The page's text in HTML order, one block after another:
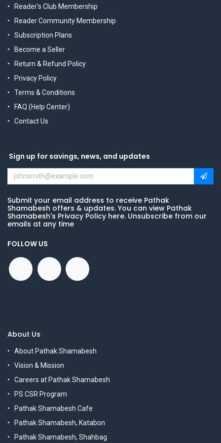
Reader's Club Membership
Reader Community Membership
Subscription Plans
Become a Seller
Return & Refund Policy
Privacy Policy
Terms & Conditions
FAQ (Help Center)
Contact Us
Sign up for savings, news, and updates
Submit your email address to receive Pathak
Shamabesh offers & updates. You can view Pathak
Shamabesh's Privacy Policy here. Unsubscribe from our
emails at any time
FOLLOW US
About Us
About Pathak Shamabesh
Vision & Mission
Careers at Pathak Shamabesh
PS CSR Program
Pathak Shamabesh Cafe
Pathak Shamabesh, Katabon
Pathak Shamabesh, Shahbag